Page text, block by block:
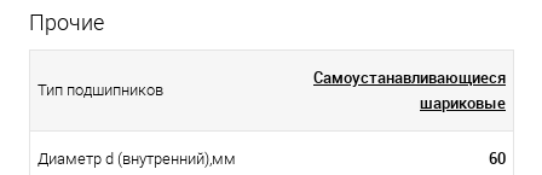
Прочие
Тип подшипников
Самоустанавливающиеся
шариковые
Диаметр d (внутренний),мм 60